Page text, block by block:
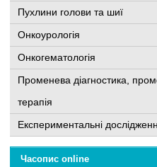
Пухлини голови та шиї
Онкоурологія
Онкогематологія
Променева діагностика,
терапія
Експериментальні
Часопис online